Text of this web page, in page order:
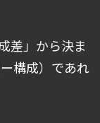
差」から決ま
構成）であれ